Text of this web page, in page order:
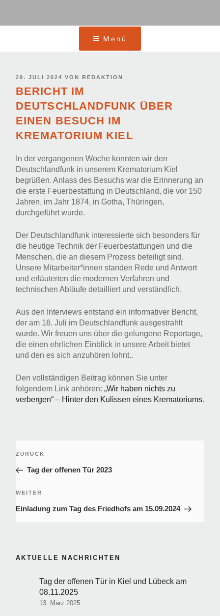
Menü
VERÖFFENTLICHT
AM
29. JULI 2024 VON REDAKTION
BERICHT IM
DEUTSCHLANDFUNK ÜBER
EINEN BESUCH IM
KREMATORIUM KIEL
In der vergangenen Woche konnten wir den
Deutschlandfunk in unserem Krematorium Kiel
begrüßen. Anlass des Besuchs war die Erinnerung an
die erste Feuerbestattung in Deutschland, die vor 150
Jahren, im Jahr 1874, in Gotha, Thüringen,
durchgeführt wurde.
Der Deutschlandfunk interessierte sich besonders für
die heutige Technik der Feuerbestattungen und die
Menschen, die an diesem Prozess beteiligt sind.
Unsere Mitarbeiter*innen standen Rede und Antwort
und erläuterten die modernen Verfahren und
technischen Abläufe detailliert und verständlich.
Aus den Interviews entstand ein informativer Bericht,
der am 16. Juli im Deutschlandfunk ausgestrahlt
wurde. Wir freuen uns über die gelungene Reportage,
die einen ehrlichen Einblick in unsere Arbeit bietet
und den es sich anzuhören lohnt..
Den vollständigen Beitrag können Sie unter
folgendem Link anhören: „Wir haben nichts zu
verbergen“ – Hinter den Kulissen eines Krematoriums.
Vorheriger
ZURÜCK
Tag der offenen Tür 2023
Nächster
WEITER
Einladung zum Tag des Friedhofs am 15.09.2024
AKTUELLE NACHRICHTEN
Tag der offenen Tür in Kiel und Lübeck am
08.11.2025
13. März 2025